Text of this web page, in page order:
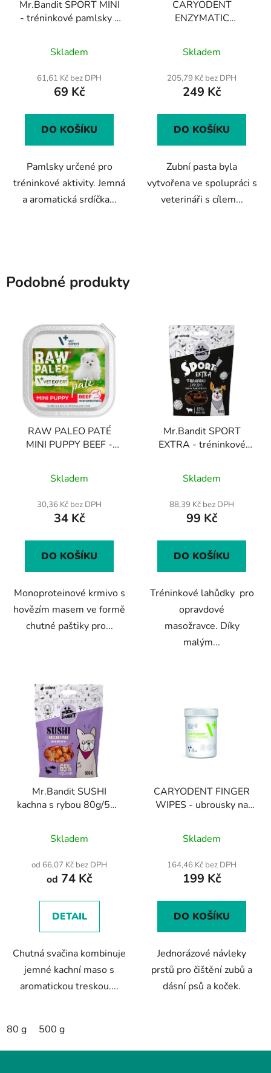
Mr.Bandit SPORT MINI
- tréninkové pamlsky s
150 g
Skladem
61,61 Kč bez DPH
69 Kč
DO KOŠÍKU
Pamlsky určené pro
tréninkové aktivity. Jemná
a aromatická srdíčka...
CARYODENT
ENZYMATIC
enzymatická zubní pasta
pro kočky a psy
hodnocení
produktu
je
z
Skladem
205,79 Kč bez DPH
249 Kč
DO KOŠÍKU
Zubní pasta byla
vytvořena ve spolupráci s
veterináři s cílem...
Podobné produkty
RAW PALEO PATÉ
MINI PUPPY BEEF -
pro štěňata 150 g
Skladem
30,36 Kč bez DPH
34 Kč
DO KOŠÍKU
Monoproteinové krmivo s
hovězím masem ve formě
chutné paštiky pro...
Mr.Bandit SPORT
EXTRA - tréninkové
jehněčího masa 150 g
hodnocení
produktu
je
z
Skladem
88,39 Kč bez DPH
99 Kč
DO KOŠÍKU
Tréninkové lahůdky pro
opravdové
masožravce. Díky
malým...
Mr.Bandit SUSHI
kachna s rybou 80g/500
hodnocení
produktu
je
z
Skladem
od 66,07 Kč bez DPH
od 74 Kč
DETAIL
Chutná svačina kombinuje
jemné kachní maso s
aromatickou treskou....
80 g 500 g
CARYODENT FINGER
WIPES - ubrousky na
čištění zubů
hodnocení
produktu
je
z
Skladem
164,46 Kč bez DPH
199 Kč
DO KOŠÍKU
Jednorázové návleky
prstů pro čištění zubů a
dásní psů a koček.